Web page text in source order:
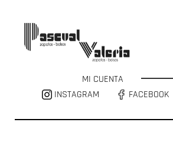
MI CUENTA
INSTAGRAM
FACEBOOK